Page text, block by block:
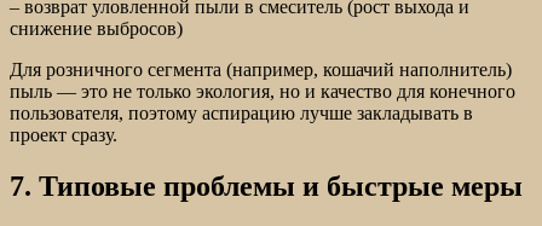
– возврат уловленной пыли в смеситель (рост выхода и
снижение выбросов)
Для розничного сегмента (например, кошачий наполнитель)
пыль — это не только экология, но и качество для конечного
пользователя, поэтому аспирацию лучше закладывать в
проект сразу.
7. Типовые проблемы и быстрые меры